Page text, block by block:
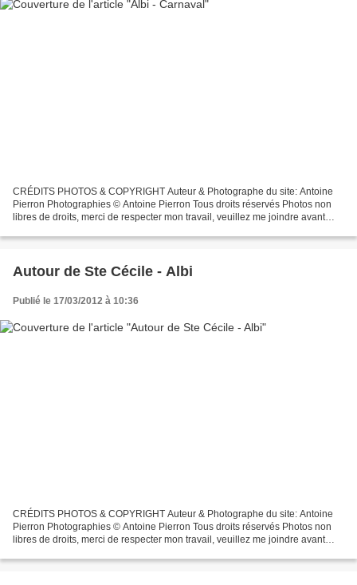
CRÉDITS PHOTOS & COPYRIGHT Auteur & Photographe du site: Antoine
Pierron Photographies © Antoine Pierron Tous droits réservés Photos non
libres de droits, merci de respecter mon travail, veuillez me joindre avant
Autour de Ste Cécile - Albi
Publié le 17/03/2012 à 10:36
CRÉDITS PHOTOS & COPYRIGHT Auteur & Photographe du site: Antoine
Pierron Photographies © Antoine Pierron Tous droits réservés Photos non
libres de droits, merci de respecter mon travail, veuillez me joindre avant